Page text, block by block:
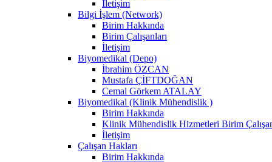
İletişim
Bilgi İşlem (Network)
Birim Hakkında
Birim Çalışanları
İletişim
Biyomedikal (Depo)
İbrahim ÖZCAN
Mustafa ÇİFTDOĞAN
Cemal Görkem ATALAY
Biyomedikal (Klinik Mühendislik )
Birim Hakkında
Klinik Mühendislik Hizmetleri Birim
İletişim
Çalışan Hakları
Birim Hakkında